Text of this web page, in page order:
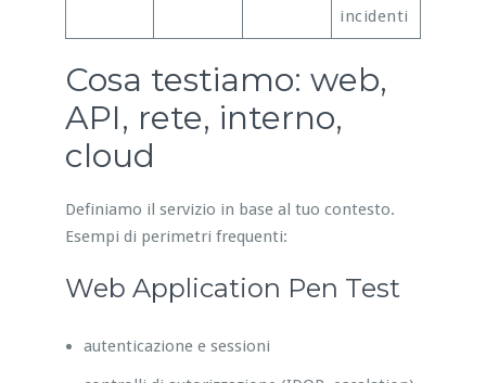
incidenti
Cosa testiamo: web,
API, rete, interno,
cloud
Definiamo il servizio in base al tuo contesto.
Esempi di perimetri frequenti:
Web Application Pen Test
autenticazione e sessioni